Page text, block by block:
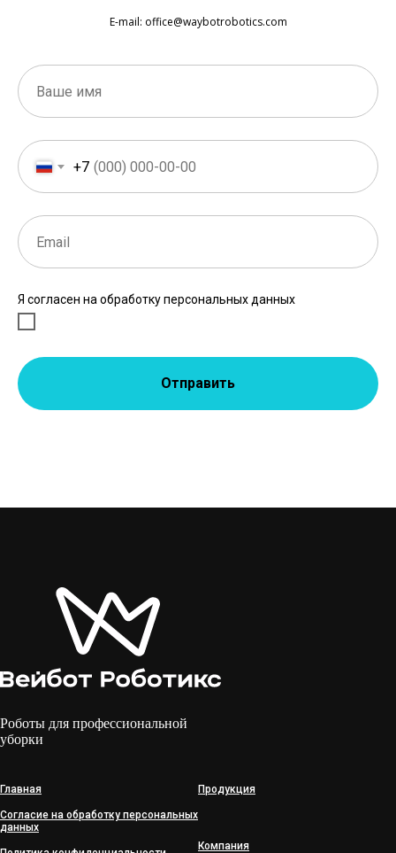
E-mail: office@waybotrobotics.com
+7
Я согласен на обработку персональных данных
Отправить
Роботы для профессиональной
уборки
Главная
Согласие на обработку персональных
данных
Продукция
Компания